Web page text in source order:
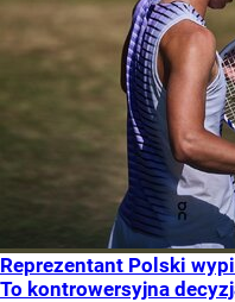
Reprezentant Polski
To kontrowersyjna